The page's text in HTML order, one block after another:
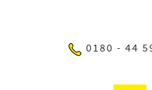
0180 - 44